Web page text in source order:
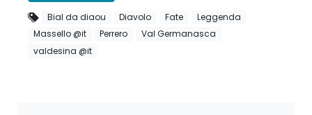
Bial da diaou Diavolo Fate
Leggenda
Massello @it
Perrero
Val Germanasca
valdesina @it